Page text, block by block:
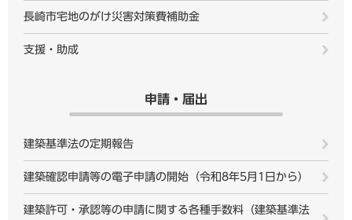
長崎市宅地のがけ災害対策費補助金
支援・助成
申請・届出
建築基準法の定期報告
建築確認申請等の電子申請の開始（令和8年5月1日から）
建築許可・承認等の申請に関する各種手数料（建築基準法